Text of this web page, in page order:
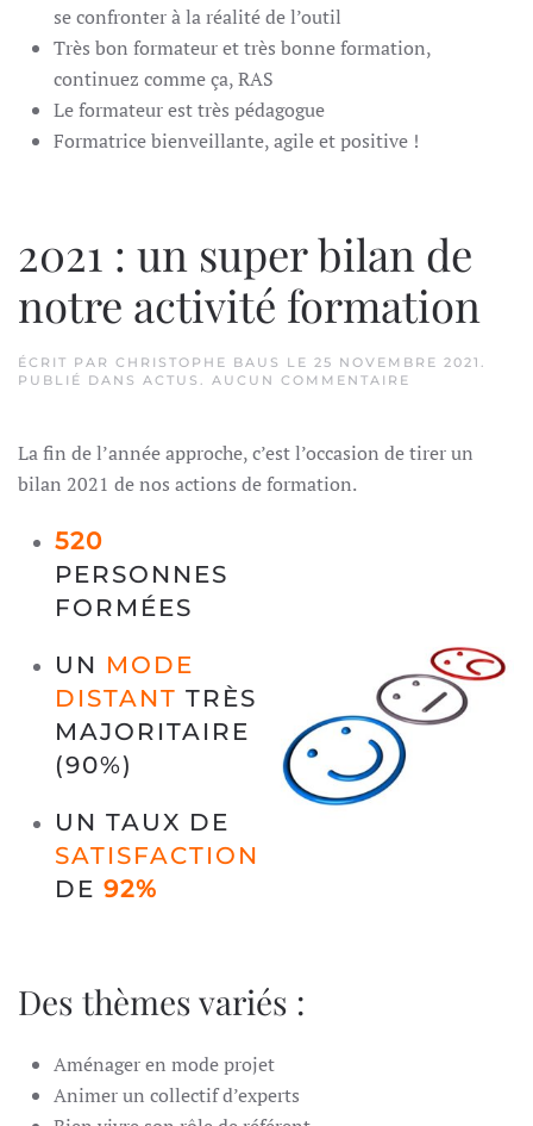
se confronter à la réalité de l’outil
Très bon formateur et très bonne formation,
continuez comme ça, RAS
Le formateur est très pédagogue
Formatrice bienveillante, agile et positive !
2021 : un super bilan de
notre activité formation
ÉCRIT PAR CHRISTOPHE BAUS LE 25 NOVEMBRE 2021 .
PUBLIÉ DANS ACTUS . AUCUN COMMENTAIRE
SUPER
La fin de l’année approche, c’est l’occasion de tirer un
bilan 2021 de nos actions de formation.
520
PERSONNES
FORMÉES
UN MODE
DISTANT TRÈS
MAJORITAIRE
(90%)
UN TAUX DE
SATISFACTION
DE 92%
Des thèmes variés :
Aménager en mode projet
Animer un collectif d’experts